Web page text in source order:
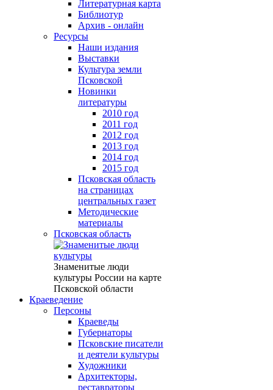
Литературная карта
Библиотур
Архив - онлайн
Ресурсы
Наши издания
Выставки
Культура земли
Псковской
Новинки
литературы
2010 год
2011 год
2012 год
2013 год
2014 год
2015 год
Псковская область
на страницах
центральных газет
Методические
материалы
Псковская область
Знаменитые люди
культуры России на карте
Псковской области
Краеведение
Персоны
Краеведы
Губернаторы
Псковские писатели
и деятели культуры
Художники
Архитекторы,
реставраторы